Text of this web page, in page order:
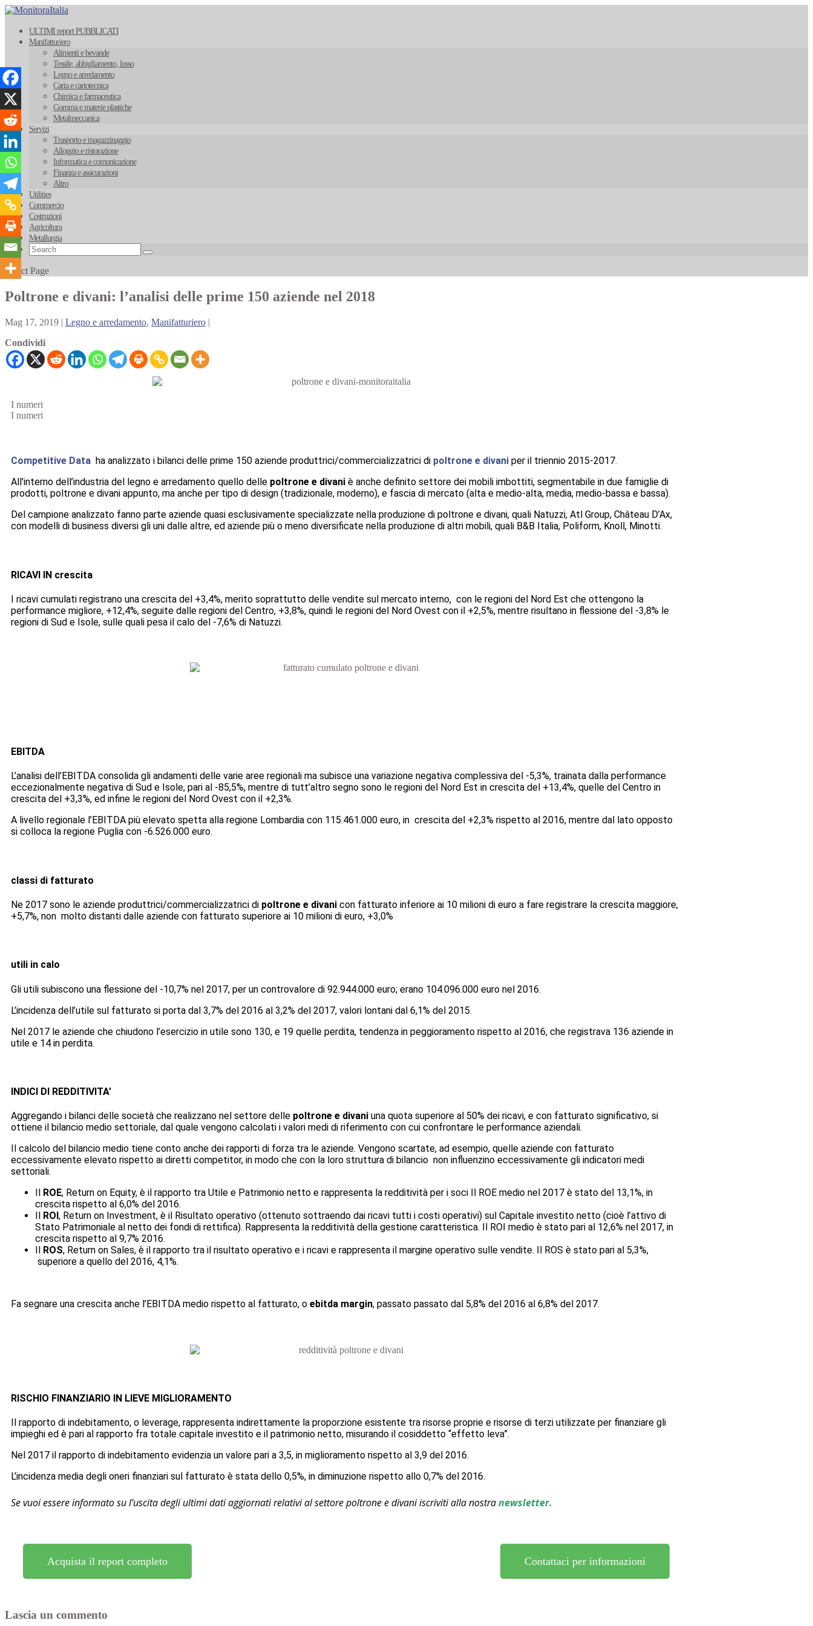
ULTIMI report PUBBLICATI
Manifatturiero
Alimenti e bevande
Tessile, abbigliamento, lusso
Legno e arredamento
Carta e cartotecnica
Chimica e farmaceutica
Gomma e materie plastiche
Metalmeccanica
Servizi
Trasporto e magazzinaggio
Alloggio e ristorazione
Informatica e comunicazione
Finanza e assicurazioni
Altro
Utilities
Commercio
Costruzioni
Agricoltura
Metallurgia
Select Page
Poltrone e divani: l’analisi delle prime 150 aziende nel 2018
Mag 17, 2019 | Legno e arredamento, Manifatturiero |
Condividi
I numeri
I numeri
Competitive Data ha analizzato i bilanci delle prime 150 aziende produttrici/commercializzatrici di poltrone e divani per il triennio 2015-2017.
All’interno dell’industria del legno e arredamento quello delle poltrone e divani è anche definito settore dei mobili imbottiti, segmentabile in due famiglie di
prodotti, poltrone e divani appunto, ma anche per tipo di design (tradizionale, moderno), e fascia di mercato (alta e medio-alta, media, medio-bassa e bassa).
Del campione analizzato fanno parte aziende quasi esclusivamente specializzate nella produzione di poltrone e divani, quali Natuzzi, Atl Group, Château D’Ax,
con modelli di business diversi gli uni dalle altre, ed aziende più o meno diversificate nella produzione di altri mobili, quali B&B Italia, Poliform, Knoll, Minotti.
RICAVI IN crescita
I ricavi cumulati registrano una crescita del +3,4%, merito soprattutto delle vendite sul mercato interno, con le regioni del Nord Est che ottengono la
performance migliore, +12,4%, seguite dalle regioni del Centro, +3,8%, quindi le regioni del Nord Ovest con il +2,5%, mentre risultano in flessione del -3,8% le
regioni di Sud e Isole, sulle quali pesa il calo del -7,6% di Natuzzi.
EBITDA
L’analisi dell’EBITDA consolida gli andamenti delle varie aree regionali ma subisce una variazione negativa complessiva del -5,3%, trainata dalla performance
eccezionalmente negativa di Sud e Isole, pari al -85,5%, mentre di tutt’altro segno sono le regioni del Nord Est in crescita del +13,4%, quelle del Centro in
crescita del +3,3%, ed infine le regioni del Nord Ovest con il +2,3%.
A livello regionale l’EBITDA più elevato spetta alla regione Lombardia con 115.461.000 euro, in crescita del +2,3% rispetto al 2016, mentre dal lato opposto
si colloca la regione Puglia con -6.526.000 euro.
classi di fatturato
Ne 2017 sono le aziende produttrici/commercializzatrici di poltrone e divani con fatturato inferiore ai 10 milioni di euro a fare registrare la crescita maggiore,
+5,7%, non molto distanti dalle aziende con fatturato superiore ai 10 milioni di euro, +3,0%
utili in calo
Gli utili subiscono una flessione del -10,7% nel 2017, per un controvalore di 92.944.000 euro; erano 104.096.000 euro nel 2016.
L’incidenza dell’utile sul fatturato si porta dal 3,7% del 2016 al 3,2% del 2017, valori lontani dal 6,1% del 2015.
Nel 2017 le aziende che chiudono l’esercizio in utile sono 130, e 19 quelle perdita, tendenza in peggioramento rispetto al 2016, che registrava 136 aziende in
utile e 14 in perdita.
INDICI DI REDDITIVITA’
Aggregando i bilanci delle società che realizzano nel settore delle poltrone e divani una quota superiore al 50% dei ricavi, e con fatturato significativo, si
ottiene il bilancio medio settoriale, dal quale vengono calcolati i valori medi di riferimento con cui confrontare le performance aziendali.
Il calcolo del bilancio medio tiene conto anche dei rapporti di forza tra le aziende. Vengono scartate, ad esempio, quelle aziende con fatturato
eccessivamente elevato rispetto ai diretti competitor, in modo che con la loro struttura di bilancio non influenzino eccessivamente gli indicatori medi
settoriali.
ROE, Return on Equity, è il rapporto tra Utile e Patrimonio netto e rappresenta la redditività per i soci Il ROE medio nel 2017 è stato del 13,1%, in
crescita rispetto al 6,0% del 2016.
ROI , Return on Investment, è il Risultato operativo (ottenuto sottraendo dai ricavi tutti i costi operativi) sul Capitale investito netto (cioè l’attivo di
Stato Patrimoniale al netto dei fondi di rettifica). Rappresenta la redditività della gestione caratteristica. Il ROI medio è stato pari al 12,6% nel 2017, in
crescita rispetto al 9,7% 2016.
ROS, Return on Sales, è il rapporto tra il risultato operativo e i ricavi e rappresenta il margine operativo sulle vendite. Il ROS è stato pari al 5,3%,
superiore a quello del 2016, 4,1%.
Fa segnare una crescita anche l’EBITDA medio rispetto al fatturato, o ebitda margin, passato passato dal 5,8% del 2016 al 6,8% del 2017.
RISCHIO FINANZIARIO IN LIEVE MIGLIORAMENTO
Il rapporto di indebitamento, o leverage, rappresenta indirettamente la proporzione esistente tra risorse proprie e risorse di terzi utilizzate per finanziare gli
impieghi ed è pari al rapporto fra totale capitale investito e il patrimonio netto, misurando il cosiddetto “effetto leva”.
Nel 2017 il rapporto di indebitamento evidenzia un valore pari a 3,5, in miglioramento rispetto al 3,9 del 2016.
L’incidenza media degli oneri finanziari sul fatturato è stata dello 0,5%, in diminuzione rispetto allo 0,7% del 2016.
Se vuoi essere informato su l’uscita degli ultimi dati aggiornati relativi al settore poltrone e divani iscriviti alla nostranewsletter.
Acquista il report completo Contattaci per informazioni
Lascia un commento